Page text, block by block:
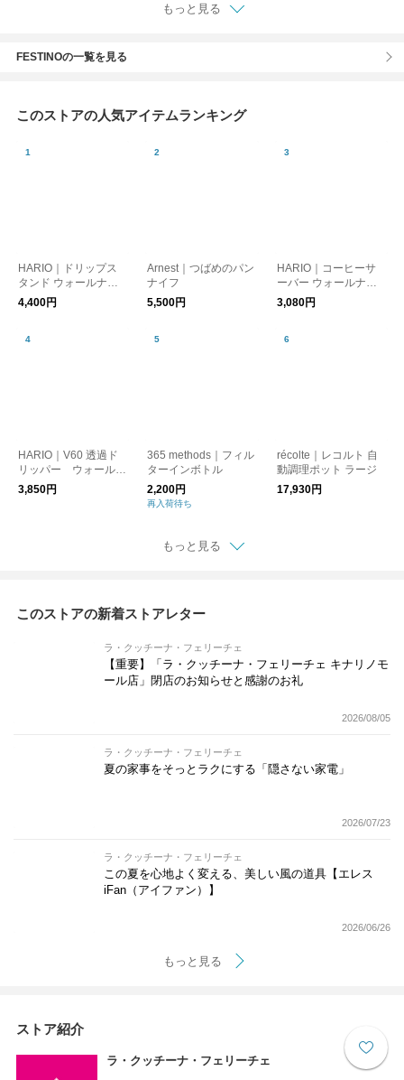
もっと見る
FESTINOの一覧を見る
このストアの人気アイテムランキング
HARIO｜ドリップス
タンド ウォールナッ
ト
4,400円
Arnest｜つばめのパン
ナイフ
5,500円
HARIO｜コーヒーサ
ーバー ウォールナッ
ト
3,080円
HARIO｜V60 透過ド
リッパー ウォールナ
ット
3,850円
365 methods｜フィル
ターインボトル
2,200円
再入荷待ち
récolte｜レコルト 自
動調理ポット ラージ
17,930円
もっと見る
このストアの新着ストアレター
ラ・クッチーナ・フェリーチェ
【重要】「ラ・クッチーナ・フェリーチェ キナリノモ
ール店」閉店のお知らせと感謝のお礼
2026/08/05
ラ・クッチーナ・フェリーチェ
夏の家事をそっとラクにする「隠さない家電」
2026/07/23
ラ・クッチーナ・フェリーチェ
この夏を心地よく変える、美しい風の道具【エレス
iFan（アイファン）】
2026/06/26
もっと見る
ストア紹介
ラ・クッチーナ・フェリーチェ